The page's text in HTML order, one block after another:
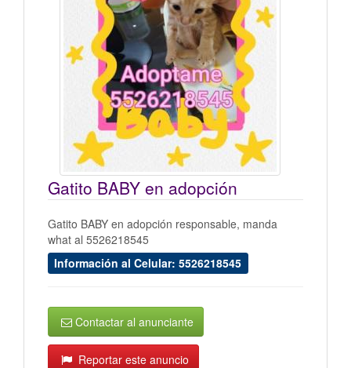
Gatito BABY en adopción
Gatito BABY en adopción responsable, manda
what al 5526218545
Información al Celular: 5526218545
Contactar al anunciante
Reportar este anuncio